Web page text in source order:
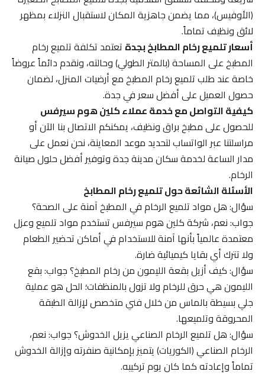
(الأوفيس)، مما يضمن جاهزية المكان لاستقبال النزلاء بمظهر
لائق ونظيف تماماً.
أسعار تلميع رخام المطابخ بجدةتعتمد تكلفة تلميع رخام
المطبخ على المساحة (بالمتر الطولي) وحالته، ونقدم دائماً عروضاً
خاصة عند طلب تلميع رخام المطبخ مع أرضيات المنزل، لضمان
حصول العميل على أفضل سعر في جدة.
كيفية التواصل مع خدمة عملاء كلين هوم سيرفس
للحصول على مطبخ براق ونظيف، يمكنكم الاتصال بنا الآن أو
مراسلتنا عبر الواتساب لتحديد موعد المعاينة، نحن نعمل على
مدار الساعة لخدمة سكان مدينة جدة وتوفير أفضل حلول صيانة
الرخام.
الأسئلة الشائعة حول تلميع رخام المطابخ
سؤال: هل مواد تلميع الرخام في المطبخ آمنة على الصحة؟
جواب: نعم، شركة كلين هوم سيرفس تستخدم مواد تلميع وعزل
معتمدة عالمياً بأنها آمنة للاستخدام في أماكن تحضير الطعام
ولا تترك أي بقايا كيميائية ضارة.
سؤال: كيف أزيل بقعة الليمون من رخام المطبخ؟ جواب: بقع
الليمون هي حرق للرخام ولا تزول بالمنظفات؛ الحل هو عملية
جلي بسيطة بالماس من خلال فني متخصص لإزالة الطبقة
المحروقة وتلميعها.
سؤال: هل تلميع الرخام الصناعي يزيل الخدوش؟ جواب: نعم،
الرخام الصناعي (الكوريات) يتميز بإمكانية صنفرته وإزالة الخدوش
تماماً وإعادته كما كان يوم تركيبه.